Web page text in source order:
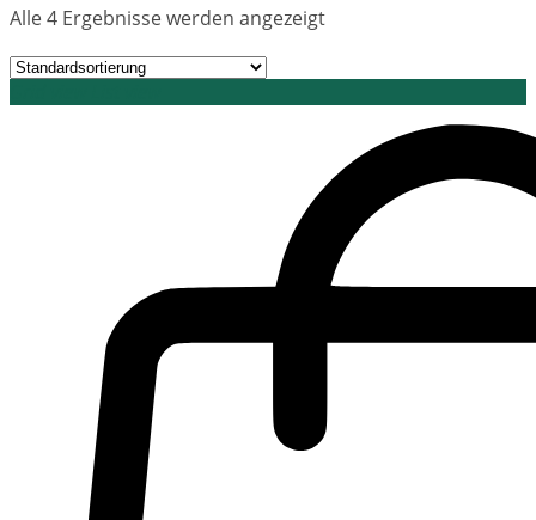
Alle 4 Ergebnisse werden angezeigt